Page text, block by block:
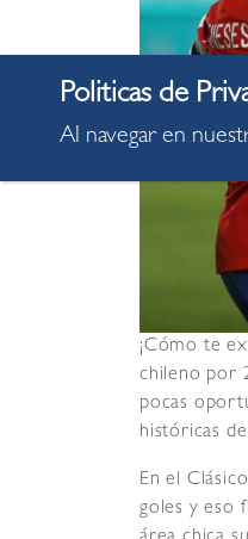
¡Cómo te
chileno por
pocas
históricas
En el
goles y eso
Al navegar en